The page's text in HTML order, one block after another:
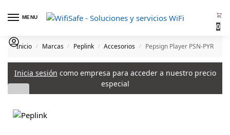
MENU
0
Inicio / Marcas / Peplink / Accesorios / Pepsign Player PSN-PYR
Inicia sesión como empresa para acceder a nuestro precio
especial